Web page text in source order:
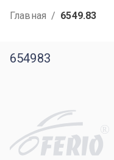
Главная / 6549.83
654983
R